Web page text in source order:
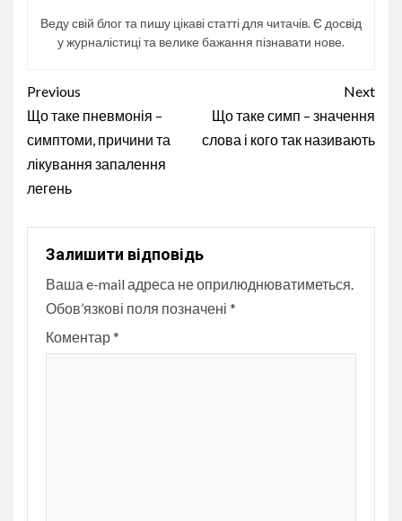
Веду свій блог та пишу цікаві статті для читачів. Є досвід
у журналістиці та велике бажання пізнавати нове.
Continue
Reading
Previous
Що таке пневмонія –
симптоми, причини та
лікування запалення
легень
Next
Що таке симп – значення
слова і кого так називають
Залишити відповідь
Ваша e-mail адреса не оприлюднюватиметься.
Обов’язкові поля позначені *
Коментар*